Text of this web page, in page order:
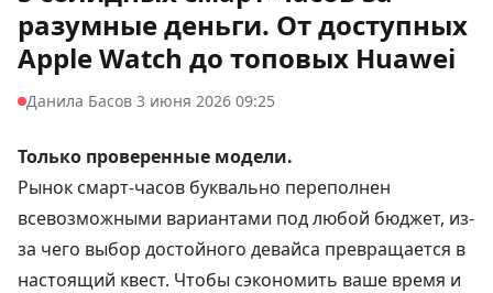
разумные деньги. От доступных
Apple Watch до топовых Huawei
Данила Басов·3 июня 2026 09:25
Только проверенные модели.
Рынок смарт-часов буквально переполнен
всевозможными вариантами под любой бюджет, из-
за чего выбор достойного девайса превращается в
настоящий квест. Чтобы сэкономить ваше время и